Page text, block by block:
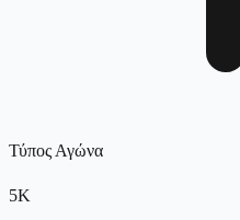
Τύπος Αγώνα
5K